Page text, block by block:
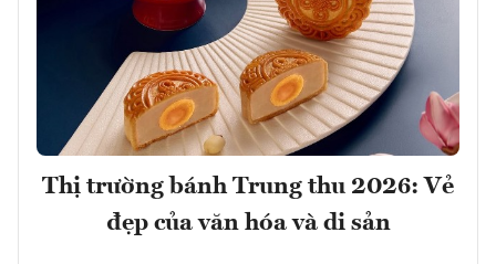
Thị trường bánh Trung thu 2026: Vẻ
đẹp của văn hóa và di sản